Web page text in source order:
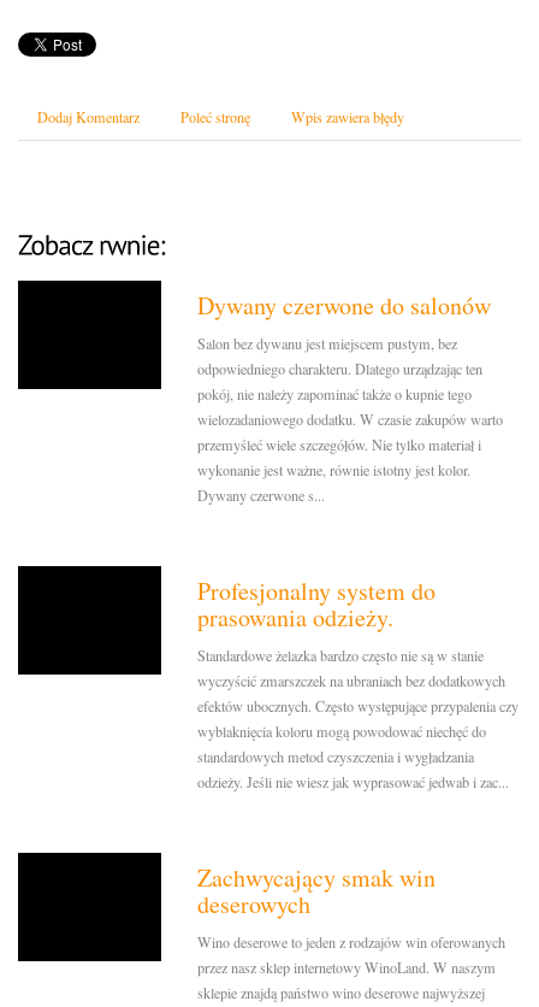
Dodaj Komentarz Poleć stronę Wpis zawiera błędy
Dywany czerwone do salonów
Salon bez dywanu jest miejscem pustym, bez
odpowiedniego charakteru. Dlatego urządzając ten
pokój, nie należy zapominać także o kupnie tego
wielozadaniowego dodatku. W czasie zakupów warto
przemyśleć wiele szczegółów. Nie tylko materiał i
wykonanie jest ważne, równie istotny jest kolor.
Dywany czerwone s...
Profesjonalny system do
prasowania odzieży.
Standardowe żelazka bardzo często nie są w stanie
wyczyścić zmarszczek na ubraniach bez dodatkowych
efektów ubocznych. Często występujące przypalenia czy
wyblaknięcia koloru mogą powodować niechęć do
standardowych metod czyszczenia i wygładzania
odzieży. Jeśli nie wiesz jak wyprasować jedwab i zac...
Zachwycający smak win
deserowych
Wino deserowe to jeden z rodzajów win oferowanych
przez nasz sklep internetowy WinoLand. W naszym
sklepie znajdą państwo wino deserowe najwyższej